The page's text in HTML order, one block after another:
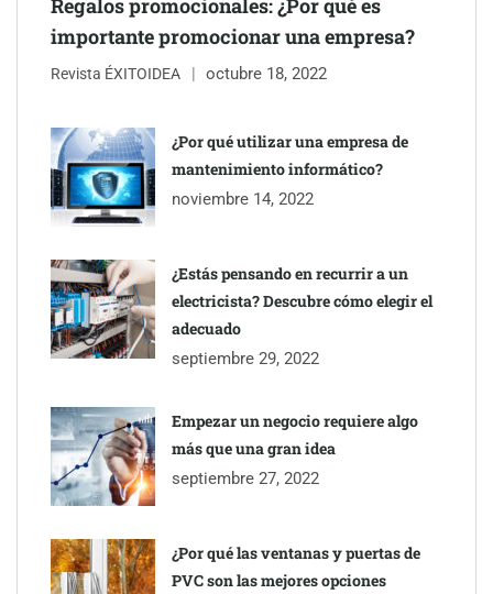
colaboración para reforzar la capacidad técnica de los
ayuntamientos
Última llamada: los destinos con las mayores caídas de precios
Regalos promocionales: ¿Por qué es
importante promocionar una empresa?
Revista ÉXITOIDEA octubre 18, 2022
¿Por qué utilizar una empresa de
mantenimiento informático?
noviembre 14, 2022
¿Estás pensando en recurrir a un
electricista? Descubre cómo elegir el
adecuado
septiembre 29, 2022
Empezar un negocio requiere algo
más que una gran idea
septiembre 27, 2022
¿Por qué las ventanas y puertas de
PVC son las mejores opciones